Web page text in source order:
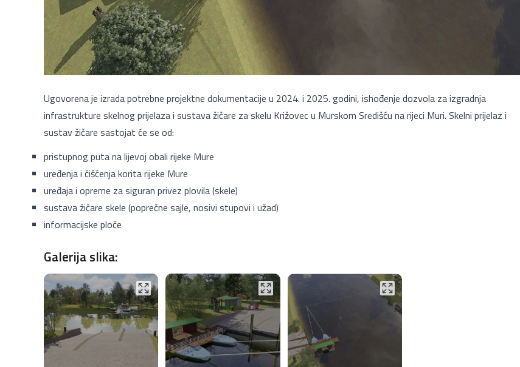
Ugovorena je izrada potrebne projektne dokumentacije u 2024. i 2025. godini, ishođenje dozvola za izgradnja
infrastrukture skelnog prijelaza i sustava žičare za skelu Križovec u Murskom Središću na rijeci Muri. Skelni prijelaz i
sustav žičare sastojat će se od:
pristupnog puta na lijevoj obali rijeke Mure
uređenja i čišćenja korita rijeke Mure
uređaja i opreme za siguran privez plovila (skele)
sustava žičare skele (poprečne sajle, nosivi stupovi i užad)
informacijske ploče
Galerija slika: